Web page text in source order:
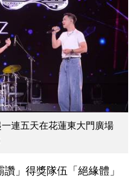
一連五天在花蓮東大門廣場
」得獎隊伍「絕緣體」